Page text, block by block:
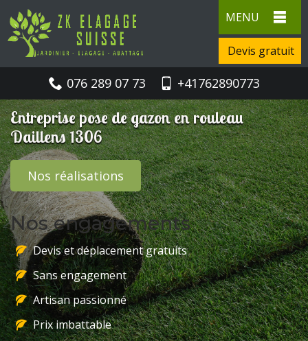
MENU
Devis gratuit
076 289 07 73 +41762890773
Entreprise pose de gazon en rouleau
Daillens 1306
Nos réalisations
Nos engagements
Devis et déplacement gratuits
Sans engagement
Artisan passionné
Prix imbattable